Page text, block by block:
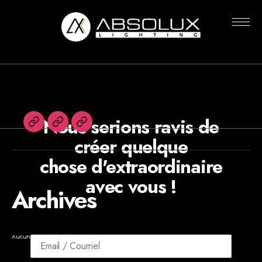
Rien n’a été trouvé
English Agents Newsletters
Archives
Aucune archive à afficher.
Nous serions ravis de
créer quelque
chose d'extraordinaire
avec vous !